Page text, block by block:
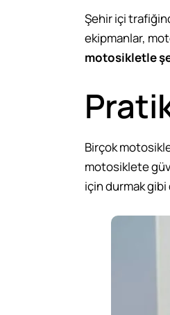
Şehir içi
ekipmanlar,
motosikletle
Birçok
motosiklete
için durmak gibi